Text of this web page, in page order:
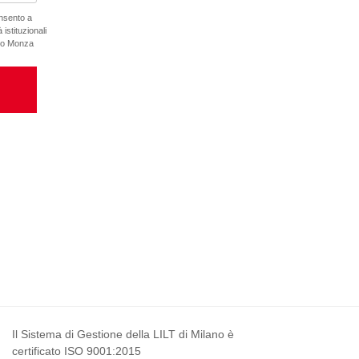
a
istituzionali
Monza
Il Sistema di Gestione della LILT di Milano è
certificato ISO 9001:2015